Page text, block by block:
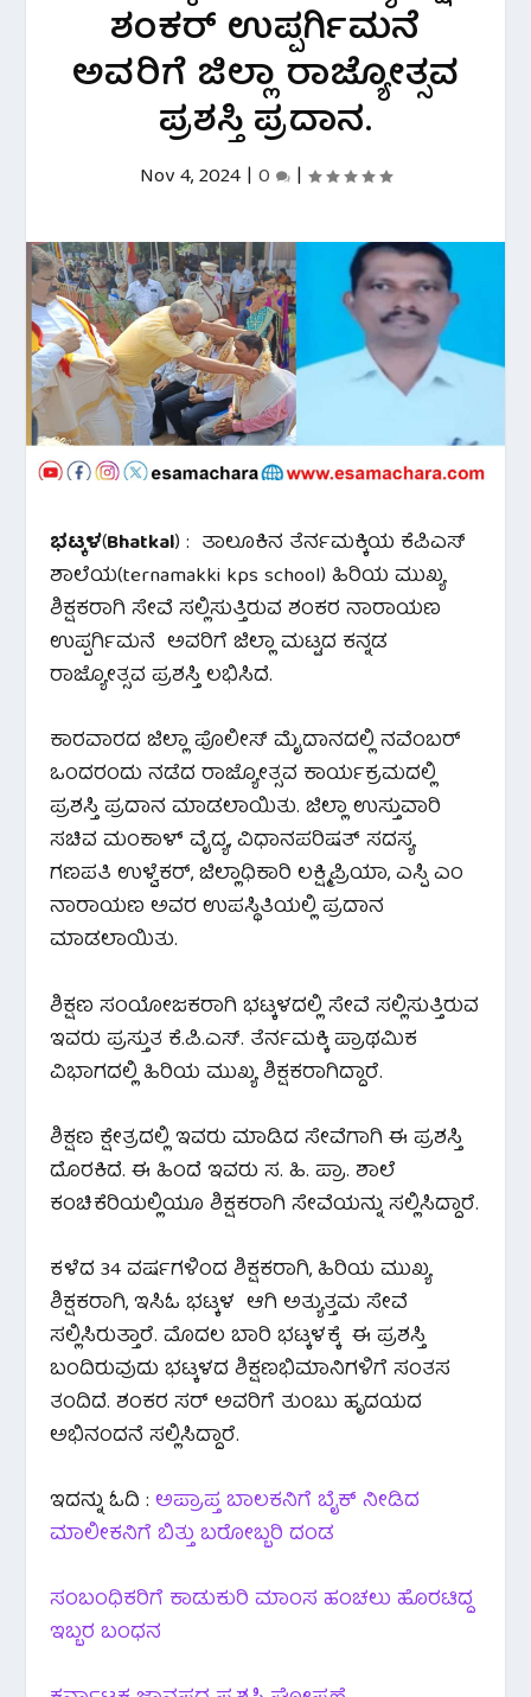
ಶಂಕರ್ ಉಪ್ಪರ್ಗಿಮನೆ
ಅವರಿಗೆ ಜಿಲ್ಲಾ ರಾಜ್ಯೋತ್ಸವ
ಪ್ರಶಸ್ತಿ ಪ್ರದಾನ.
Nov 4, 2024 | 0 |
ಭಟ್ಕಳ(Bhatkal) : ತಾಲೂಕಿನ ತೆರ್ನಮಕ್ಕಿಯ ಕೆಪಿಎಸ್
ಶಾಲೆಯ(ternamakki kps school) ಹಿರಿಯ ಮುಖ್ಯ
ಶಿಕ್ಷಕರಾಗಿ ಸೇವೆ ಸಲ್ಲಿಸುತ್ತಿರುವ ಶಂಕರ ನಾರಾಯಣ
ಉಪ್ಪರ್ಗಿಮನೆ ಅವರಿಗೆ ಜಿಲ್ಲಾ ಮಟ್ಟದ ಕನ್ನಡ
ರಾಜ್ಯೋತ್ಸವ ಪ್ರಶಸ್ತಿ ಲಭಿಸಿದೆ.
ಕಾರವಾರದ ಜಿಲ್ಲಾ ಪೊಲೀಸ್ ಮೈದಾನದಲ್ಲಿ ನವೆಂಬರ್
ಒಂದರಂದು ನಡೆದ ರಾಜ್ಯೋತ್ಸವ ಕಾರ್ಯಕ್ರಮದಲ್ಲಿ
ಪ್ರಶಸ್ತಿ ಪ್ರದಾನ ಮಾಡಲಾಯಿತು. ಜಿಲ್ಲಾ ಉಸ್ತುವಾರಿ
ಸಚಿವ ಮಂಕಾಳ್ ವೈದ್ಯ, ವಿಧಾನಪರಿಷತ್ ಸದಸ್ಯ
ಗಣಪತಿ ಉಳ್ವೆಕರ್, ಜಿಲ್ಲಾಧಿಕಾರಿ ಲಕ್ಷ್ಮಿಪ್ರಿಯಾ, ಎಸ್ಪಿ ಎಂ
ನಾರಾಯಣ ಅವರ ಉಪಸ್ಥಿತಿಯಲ್ಲಿ ಪ್ರದಾನ
ಮಾಡಲಾಯಿತು.
ಶಿಕ್ಷಣ ಸಂಯೋಜಕರಾಗಿ ಭಟ್ಕಳದಲ್ಲಿ ಸೇವೆ ಸಲ್ಲಿಸುತ್ತಿರುವ
ಇವರು ಪ್ರಸ್ತುತ ಕೆ.ಪಿ.ಎಸ್. ತೆರ್ನಮಕ್ಕಿ ಪ್ರಾಥಮಿಕ
ವಿಭಾಗದಲ್ಲಿ ಹಿರಿಯ ಮುಖ್ಯ ಶಿಕ್ಷಕರಾಗಿದ್ದಾರೆ.
ಶಿಕ್ಷಣ ಕ್ಷೇತ್ರದಲ್ಲಿ ಇವರು ಮಾಡಿದ ಸೇವೆಗಾಗಿ ಈ ಪ್ರಶಸ್ತಿ
ದೊರಕಿದೆ. ಈ ಹಿಂದೆ ಇವರು ಸ. ಹಿ. ಪ್ರಾ. ಶಾಲೆ
ಕಂಚಿಕೆರಿಯಲ್ಲಿಯೂ ಶಿಕ್ಷಕರಾಗಿ ಸೇವೆಯನ್ನು ಸಲ್ಲಿಸಿದ್ದಾರೆ.
ಕಳೆದ 34 ವರ್ಷಗಳಿಂದ ಶಿಕ್ಷಕರಾಗಿ, ಹಿರಿಯ ಮುಖ್ಯ
ಶಿಕ್ಷಕರಾಗಿ, ಇಸಿಓ ಭಟ್ಕಳ ಆಗಿ ಅತ್ಯುತ್ತಮ ಸೇವೆ
ಸಲ್ಲಿಸಿರುತ್ತಾರೆ. ಮೊದಲ ಬಾರಿ ಭಟ್ಕಳಕ್ಕೆ ಈ ಪ್ರಶಸ್ತಿ
ಬಂದಿರುವುದು ಭಟ್ಕಳದ ಶಿಕ್ಷಣಭಿಮಾನಿಗಳಿಗೆ ಸಂತಸ
ತಂದಿದೆ. ಶಂಕರ ಸರ್ ಅವರಿಗೆ ತುಂಬು ಹೃದಯದ
ಅಭಿನಂದನೆ ಸಲ್ಲಿಸಿದ್ದಾರೆ.
ಇದನ್ನು ಓದಿ :ಅಪ್ರಾಪ್ತ ಬಾಲಕನಿಗೆ ಬೈಕ್ ನೀಡಿದ
ಮಾಲೀಕನಿಗೆ ಬಿತ್ತು ಬರೋಬ್ಬರಿ ದಂಡ
ಸಂಬಂಧಿಕರಿಗೆ ಕಾಡುಕುರಿ ಮಾಂಸ ಹಂಚಲು ಹೊರಟಿದ್ದ
ಇಬ್ಬರ ಬಂಧನ